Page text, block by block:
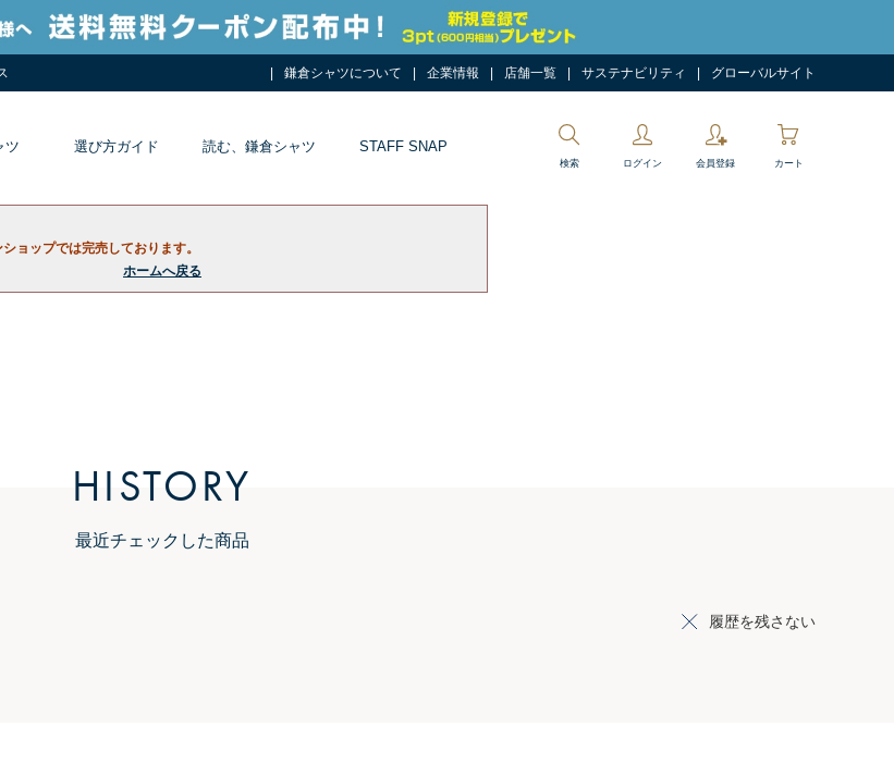
鎌倉シャツについて 企業情報 店舗一覧 サステナビリティ グローバルサイト
ツ 選び方ガイド 読む、鎌倉シャツ STAFF SNAP
検索 ログイン 会員登録 カート
ョップでは完売しております。
ホームへ戻る
HISTORY
最近チェックした商品
履歴を残さない